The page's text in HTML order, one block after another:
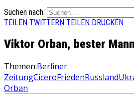
Suchen nach:
TEILEN TWITTERN TEILEN DRUCKEN
Viktor Orban, bester
Themen:Berliner
ZeitungCiceroFriedenRussland
Orban